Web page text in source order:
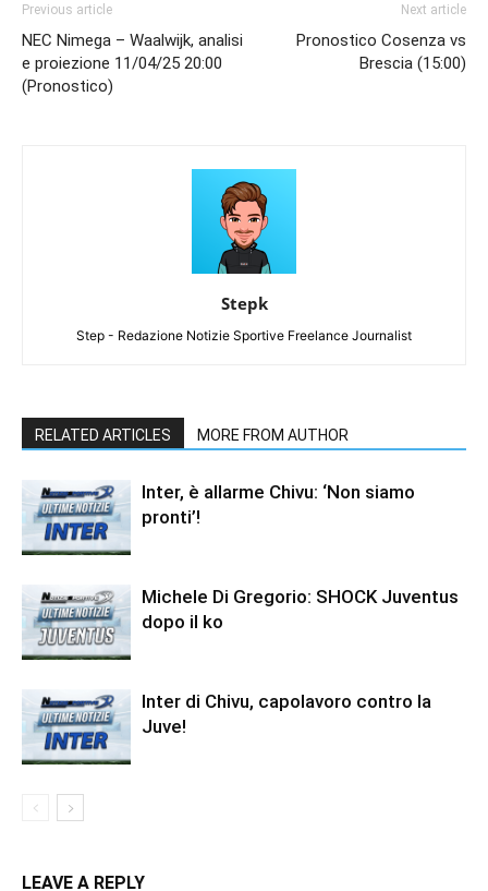
Previous article
NEC Nimega – Waalwijk, analisi
e proiezione 11/04/25 20:00
(Pronostico)
Next article
Pronostico Cosenza vs
Brescia (15:00)
Stepk
Step - Redazione Notizie Sportive Freelance Journalist
RELATED ARTICLES MORE FROM AUTHOR
Inter, è allarme Chivu: ‘Non siamo
pronti’!
Michele Di Gregorio: SHOCK Juventus
dopo il ko
Inter di Chivu, capolavoro contro la
Juve!
LEAVE A REPLY